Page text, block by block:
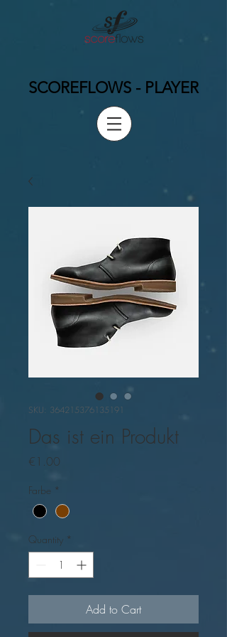
SCOREFLOWS - PLAYER
SKU: 364215376135191
Das ist ein Produkt
€1.00
Farbe *
Quantity *
Add to Cart